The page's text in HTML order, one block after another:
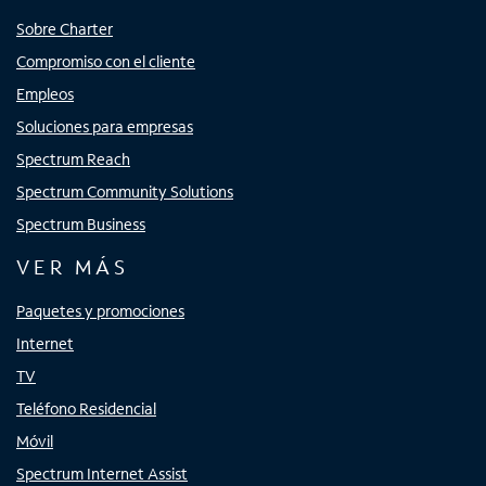
Sobre Charter
Compromiso con el cliente
Empleos
Soluciones para empresas
Spectrum Reach
Spectrum Community Solutions
Spectrum Business
VER MÁS
Paquetes y promociones
Internet
TV
Teléfono Residencial
Móvil
Spectrum Internet Assist